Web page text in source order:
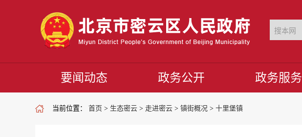
要闻动态 政务公开 政务服务
当前位置： 首页 > 生态密云 > 走进密云 > 镇街概况 > 十里堡镇